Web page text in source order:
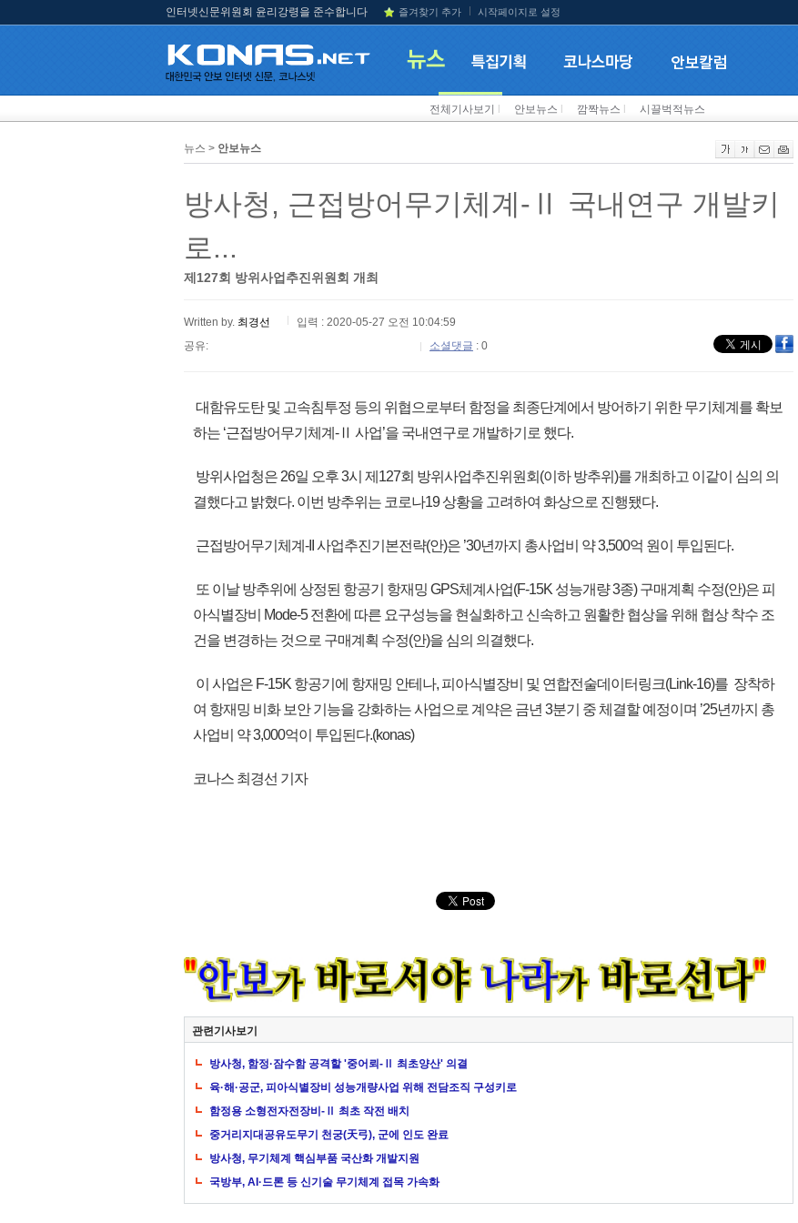
인터넷신문위원회 윤리강령을 준수합니다 즐겨찾기 추가 시작페이지로 설정
전체기사보기 안보뉴스 깜짝뉴스 시끌벅적뉴스
뉴스 > 안보뉴스
방사청, 근접방어무기체계-Ⅱ 국내연구 개발키
로...
제127회 방위사업추진위원회 개최
Written by. 최경선
입력 : 2020-05-27 오전 10:04:59
공유:
소셜댓글 : 0
대함유도탄 및 고속침투정 등의 위협으로부터 함정을 최종단계에서 방어하기 위한 무기체계를 확보
하는 ‘근접방어무기체계-Ⅱ 사업’을 국내연구로 개발하기로 했다.
방위사업청은 26일 오후 3시 제127회 방위사업추진위원회(이하 방추위)를 개최하고 이같이 심의 의
결했다고 밝혔다. 이번 방추위는 코로나19 상황을 고려하여 화상으로 진행됐다.
근접방어무기체계-II 사업추진기본전략(안)은 ’30년까지 총사업비 약 3,500억 원이 투입된다.
또 이날 방추위에 상정된 항공기 항재밍 GPS체계사업(F-15K 성능개량 3종) 구매계획 수정(안)은 피
아식별장비 Mode-5 전환에 따른 요구성능을 현실화하고 신속하고 원활한 협상을 위해 협상 착수 조
건을 변경하는 것으로 구매계획 수정(안)을 심의 의결했다.
이 사업은 F-15K 항공기에 항재밍 안테나, 피아식별장비 및 연합전술데이터링크(Link-16)를 장착하
여 항재밍 비화 보안 기능을 강화하는 사업으로 계약은 금년 3분기 중 체결할 예정이며 ’25년까지 총
사업비 약 3,000억이 투입된다.(konas)
코나스 최경선 기자
관련기사보기
방사청, 함정·잠수함 공격할 '중어뢰-Ⅱ 최초양산' 의결
육·해·공군, 피아식별장비 성능개량사업 위해 전담조직 구성키로
함정용 소형전자전장비-Ⅱ 최초 작전 배치
중거리지대공유도무기 천궁(天弓), 군에 인도 완료
방사청, 무기체계 핵심부품 국산화 개발지원
국방부, AI·드론 등 신기술 무기체계 접목 가속화